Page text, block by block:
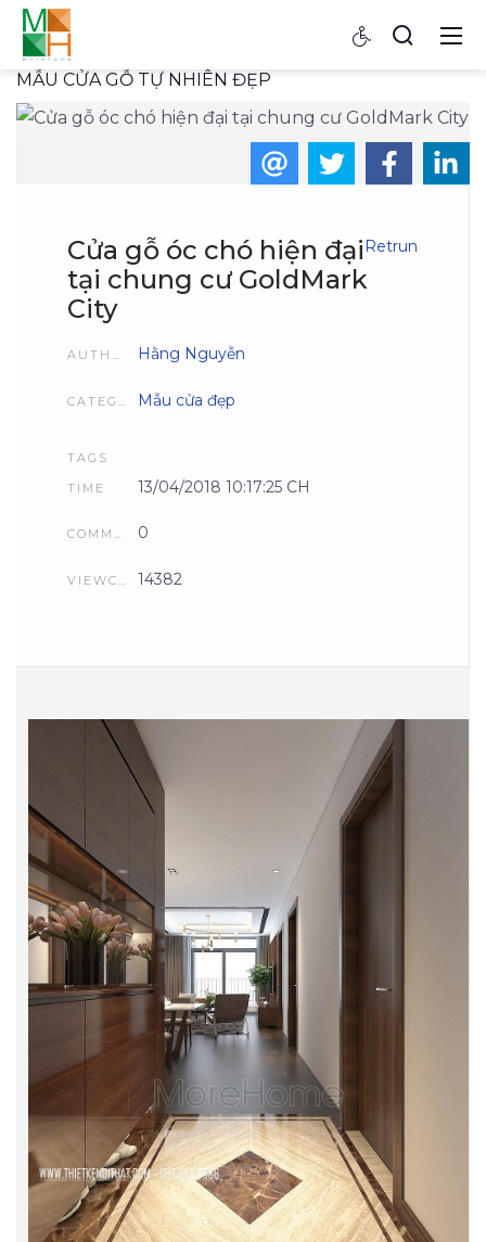
MẪU CỬA GỖ TỰ NHIÊN ĐẸP
Retrun
Cửa gỗ óc chó hiện đại
tại chung cư GoldMark
City
AUTHOR Hằng Nguyễn
CATEGORIES Mẫu cửa đẹp
TAGS
TIME
13/04/2018 10:17:25 CH
COMMENTS 0
VIEWCOUNT 14382